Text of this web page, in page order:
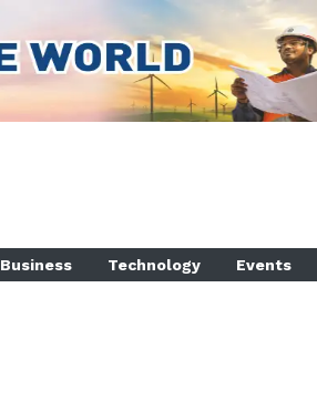
Business Technology Events